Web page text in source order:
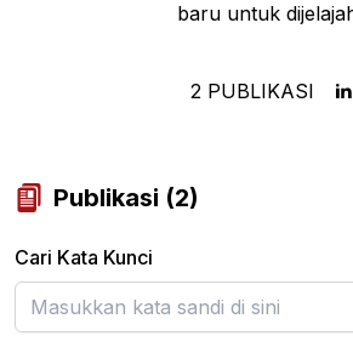
baru untuk
2 PUBLIKASI
Publikasi (2)
Cari Kata Kunci